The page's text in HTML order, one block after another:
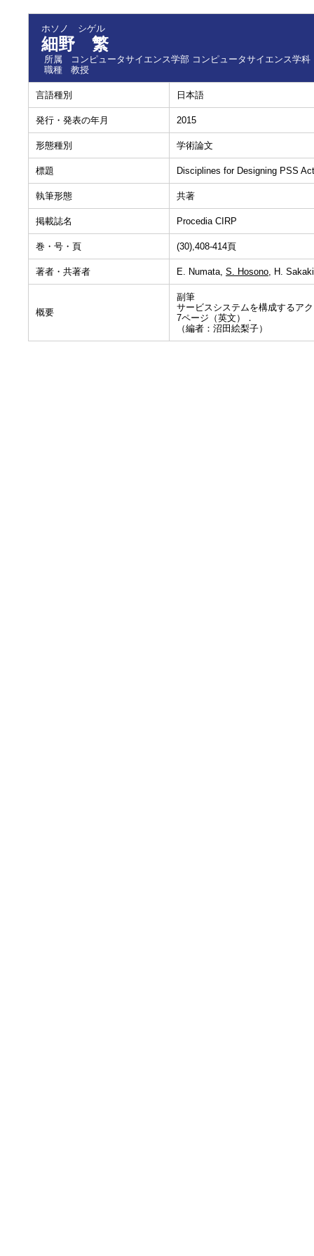
ホソノ シゲル
細野 繁
所属
コンピュータサイエンス学部 コンピュータサイエンス学科
職種
教授
言語種別 日本語
発行・発表の年月 2015
形態種別 学術論文
標題 Disciplines for Designing PSS
執筆形態 共著
掲載誌名 Procedia CIRP
巻・号・頁 (30),408-414頁
著者・共著者 E. Numata, S. Hosono, H.
概要
副筆
サービスシステムを構成するア
7ページ（英文）．
（編者：沼田絵梨子）